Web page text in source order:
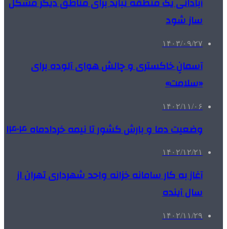
ساز شود
۱۴۰۳/۰۹/۲۷
آسمانِ خاکستری و چالش هوای آلوده برای
«سلامت»
۱۴۰۲/۱۱/۰۶
وضعیت دما و بارش کشور تا نیمه خردادماه ۱۴۰۴
۱۴۰۲/۱۲/۲۱
آغاز به کار سامانه خزانه واحد شهرداری تهران از
سال آینده
۱۴۰۲/۱۱/۲۹